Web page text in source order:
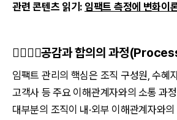
관련 콘텐츠 읽기: 임팩트 측정에 변화이
🙋‍♂️🙋‍♀️공감과 합의의 과정
임팩트 관리의 핵심은 조직 구성원, 수혜
고객사 등 주요 이해관계자와의 소통 과
대부분의 조직이 내·외부 이해관계자와